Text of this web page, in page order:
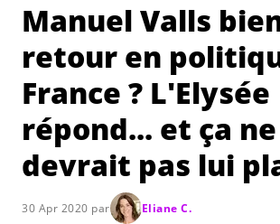
Manuel Valls
retour en
France ? L'Elysée
répond... et ça ne
devrait pas lui
30 Apr 2020 par Eliane C.